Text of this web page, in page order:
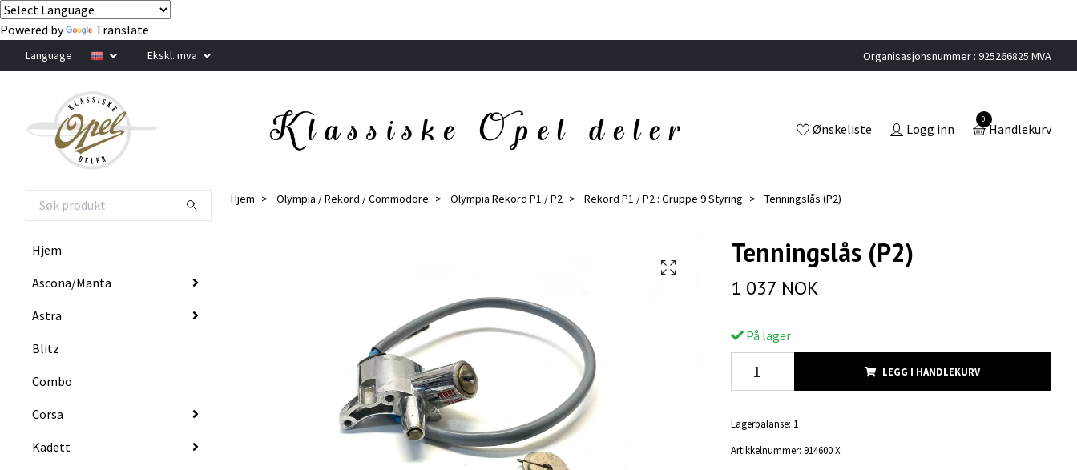
Powered by Translate
Language Ekskl. mva Organisasjonsnummer : 925266825 MVA
Ønskeliste Logg inn
0
Handlekurv
Hjem
Ascona/Manta
Astra
Blitz
Combo
Corsa
Kadett
Hjem Olympia / Rekord / Commodore Olympia Rekord P1 / P2 Rekord P1 / P2 : Gruppe 9 Styring Tenningslås (P2)
Tenningslås (P2)
1 037 NOK
På lager
LEGG I HANDLEKURV
Lagerbalanse: 1
Artikkelnummer: 914600 X